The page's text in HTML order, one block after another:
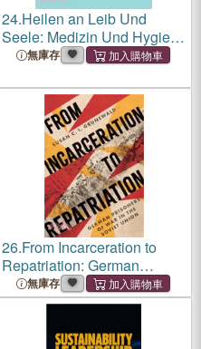
24.Heilen an Leib Und
Seele: Medizin Und Hygiene
Im 18. Jahrhundert
無庫存
26.From Incarceration to
Repatriation: German
Prisoners of War in the
Soviet Union
無庫存